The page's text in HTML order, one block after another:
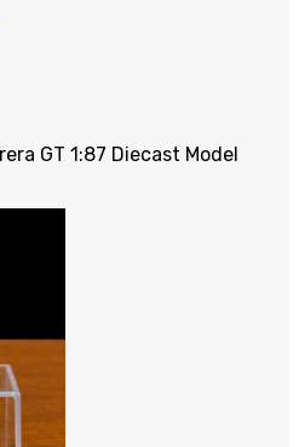
GT 1:87 Diecast Model